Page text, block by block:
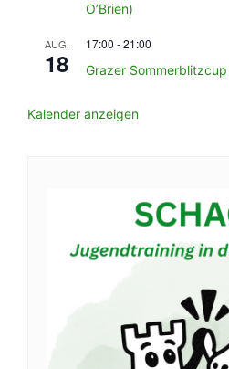
O’Brien)
AUG.
18
17:00 -21:00
Grazer
Kalender anzeigen